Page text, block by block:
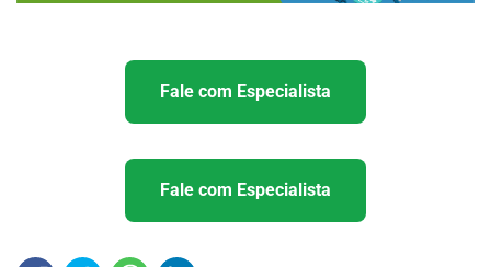
Fale com Especialista
Fale com Especialista